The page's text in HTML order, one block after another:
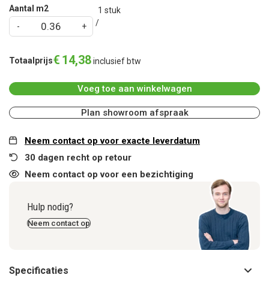
Aantal m2 1 stuk
Totaalprijs€ 14,38inclusief btw
Voeg toe aan winkelwagen
Plan showroom afspraak
Neem contact op voor exacte leverdatum
30 dagen recht op retour
Neem contact op voor een bezichtiging
Hulp nodig?
Neem contact op
Specificaties